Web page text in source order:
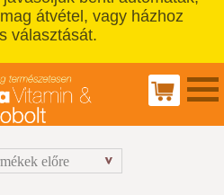
átvétel, vagy házhoz
választását.